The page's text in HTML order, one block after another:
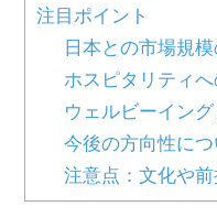
注目ポイント
日本との市場規
ホスピタリティへ
ウェルビーイン
今後の方向性につ
注意点：文化や